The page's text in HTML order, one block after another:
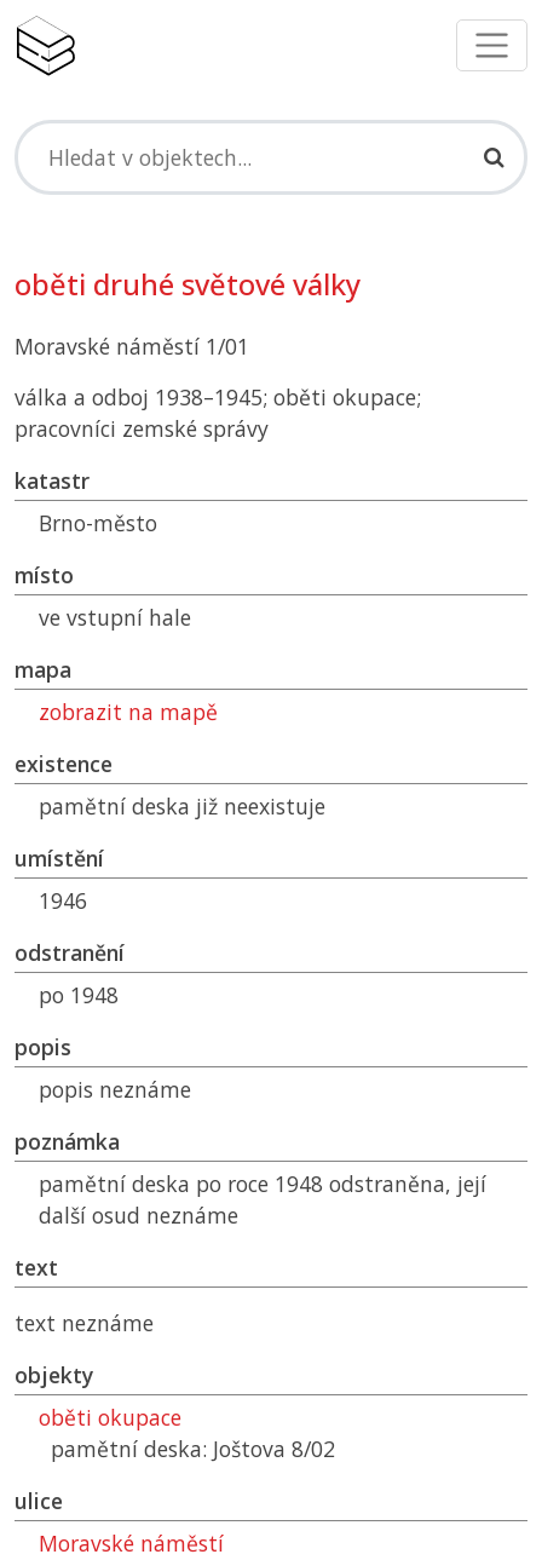
oběti druhé světové války
Moravské náměstí 1/01
válka a odboj 1938–1945; oběti okupace;
pracovníci zemské správy
katastr
Brno-město
místo
ve vstupní hale
mapa
zobrazit na mapě
existence
pamětní deska již neexistuje
umístění
1946
odstranění
po 1948
popis
popis neznáme
poznámka
pamětní deska po roce 1948 odstraněna, její
další osud neznáme
text
text neznáme
objekty
oběti okupace
pamětní deska: Joštova 8/02
ulice
Moravské náměstí